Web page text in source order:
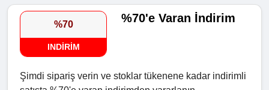
%70
INDIRIM
%70'e Varan İndirim
Şimdi sipariş verin ve stoklar tükenene kadar indirimli